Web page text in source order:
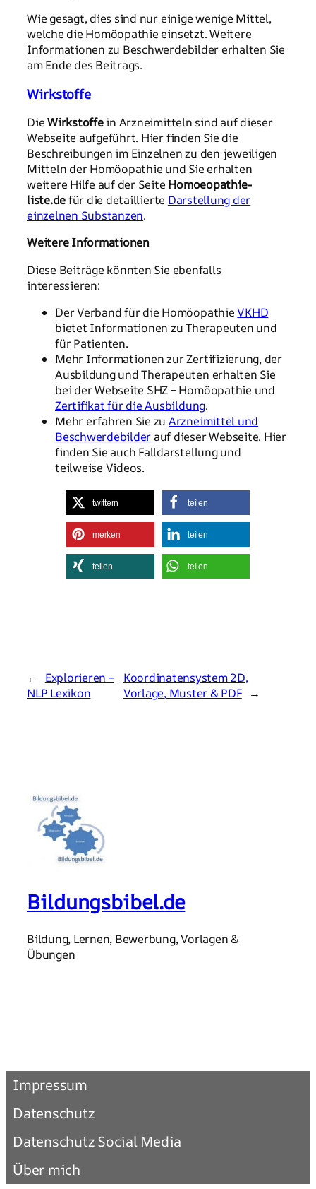
Wie gesagt, dies sind nur einige wenige Mittel,
welche die Homöopathie einsetzt. Weitere
Informationen zu Beschwerdebilder erhalten Sie
am Ende des Beitrags.
Wirkstoffe
DieWirkstoffein Arzneimitteln sind auf dieser
Webseite aufgeführt. Hier finden Sie die
Beschreibungen im Einzelnen zu den jeweiligen
Mitteln der Homöopathie und Sie erhalten
weitere Hilfe auf der Seite Homoeopathie-
liste.defür die detaillierte Darstellung der
einzelnen Substanzen.
Weitere Informationen
Diese Beiträge könnten Sie ebenfalls
interessieren:
Der Verband für die HomöopathieVKHD
bietet Informationen zu Therapeuten und
für Patienten.
Mehr Informationen zur Zertifizierung, der
Ausbildung und Therapeuten erhalten Sie
bei der Webseite SHZ – Homöopathie und
Zertifikat für die Ausbildung.
Mehr erfahren Sie zu Arzneimittel und
Beschwerdebilderauf dieser Webseite. Hier
finden Sie auch Falldarstellung und
teilweise Videos.
twittern teilen
merken teilen
teilen teilen
←
Explorieren –
NLP Lexikon
Koordinatensystem 2D,
Vorlage, Muster & PDF
→
Bildungsbibel.de
Bildung, Lernen, Bewerbung, Vorlagen &
Übungen
Impressum
Datenschutz
Datenschutz Social Media
Über mich